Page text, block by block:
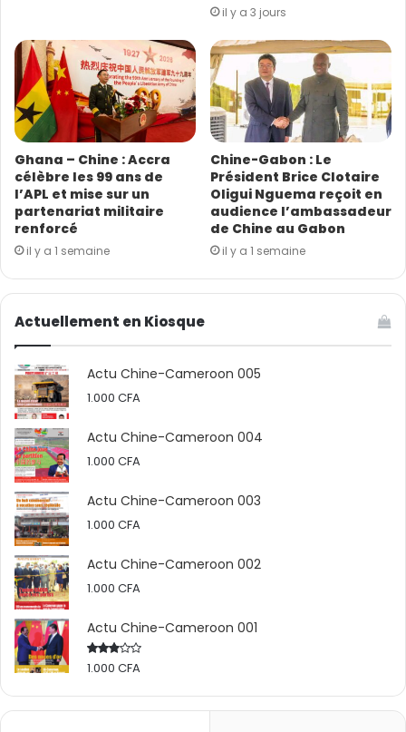
il y a 3 jours
Ghana – Chine : Accra
célèbre les 99 ans de
l’APL et mise sur un
partenariat militaire
renforcé
il y a 1 semaine
Chine-Gabon : Le
Président Brice Clotaire
Oligui Nguema reçoit en
audience l’ambassadeur
de Chine au Gabon
il y a 1 semaine
Actuellement en Kiosque
Actu Chine-Cameroon 005
1.000 CFA
Actu Chine-Cameroon 004
1.000 CFA
Actu Chine-Cameroon 003
1.000 CFA
Actu Chine-Cameroon 002
1.000 CFA
Actu Chine-Cameroon 001
Rated
1.000 CFA